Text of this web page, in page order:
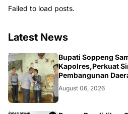
Failed to load posts.
Latest News
NEWS
Bupati Soppeng
Kapolres,Perkuat
Pembangunan
August 06, 2026